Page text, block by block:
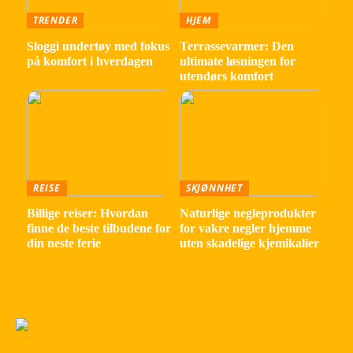
TRENDER
Sloggi undertøy med fokus
på komfort i hverdagen
HJEM
Terrassevarmer: Den
ultimate løsningen for
utendørs komfort
REISE
Billige reiser: Hvordan
finne de beste tilbudene for
din neste ferie
SKJØNNHET
Naturlige negleprodukter
for vakre negler hjemme
uten skadelige kjemikalier